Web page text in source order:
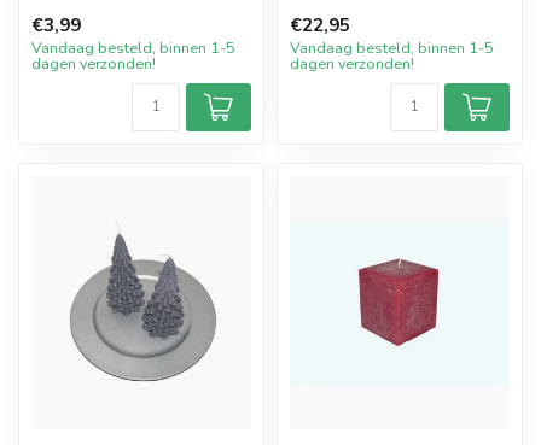
gekle...
€3,99
Vandaag besteld, binnen 1-5
dagen verzonden!
€22,95
Vandaag besteld, binnen 1-5
dagen verzonden!